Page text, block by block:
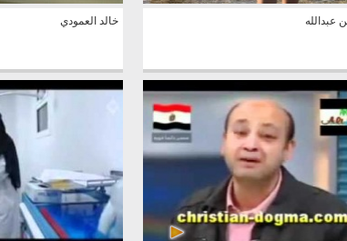
عبدالله خالد العمودي